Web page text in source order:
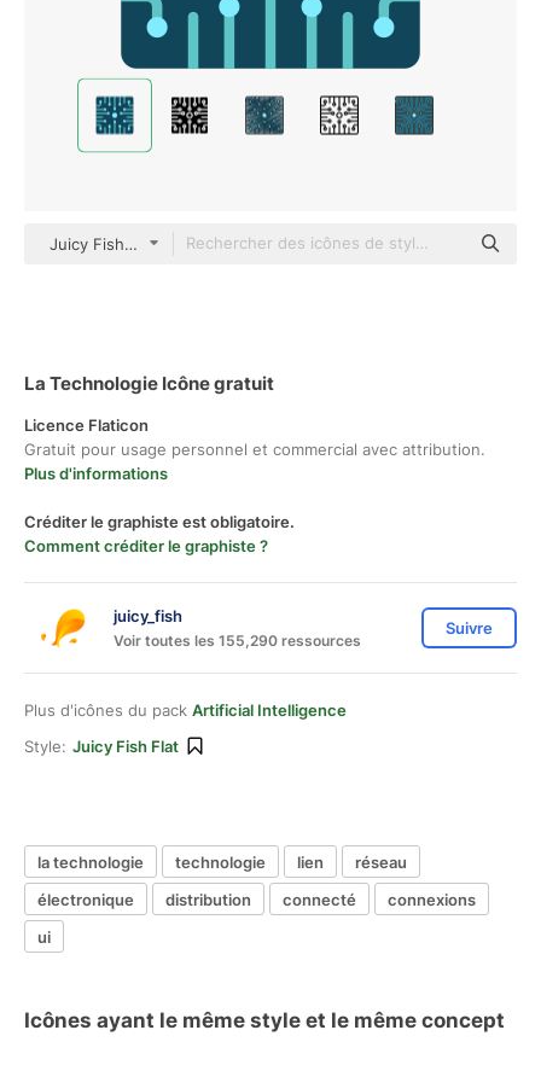
Juicy Fish Flat
La Technologie Icône gratuit
Licence Flaticon
Gratuit pour usage personnel et commercial avec attribution.
Plus d'informations
Créditer le graphiste est obligatoire.
Comment créditer le graphiste ?
juicy_fish
Voir toutes les 155,290 ressources
Suivre
Plus d'icônes du pack Artificial Intelligence
Style: Juicy Fish Flat
la technologie technologie lien
réseau
électronique
distribution connecté
connexions
ui
Icônes ayant le même style et le même concept